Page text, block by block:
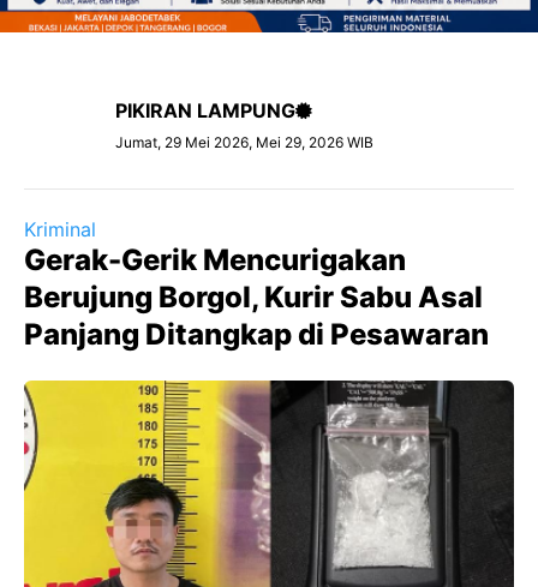
PIKIRAN LAMPUNG
Jumat, 29 Mei 2026, Mei 29, 2026 WIB
Kriminal
Gerak-Gerik Mencurigakan
Berujung Borgol, Kurir Sabu Asal
Panjang Ditangkap di Pesawaran